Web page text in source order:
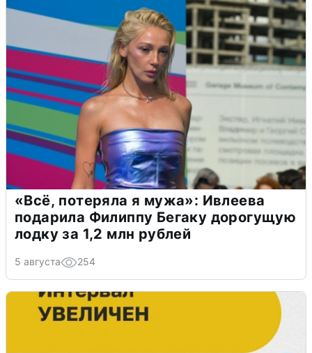
«Всё, потеряла я мужа»: Ивлеева
подарила Филиппу Бегаку дорогущую
лодку за 1,2 млн рублей
5 августа 254